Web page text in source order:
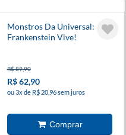
Monstros Da Universal:
Frankenstein Vive!
R$ 89,90
R$ 62,90
ou 3x de R$ 20,96 sem juros